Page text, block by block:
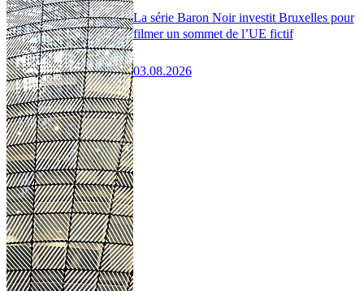
La série Baron Noir investit Bruxelles pour
filmer un sommet de l’UE fictif
03.08.2026